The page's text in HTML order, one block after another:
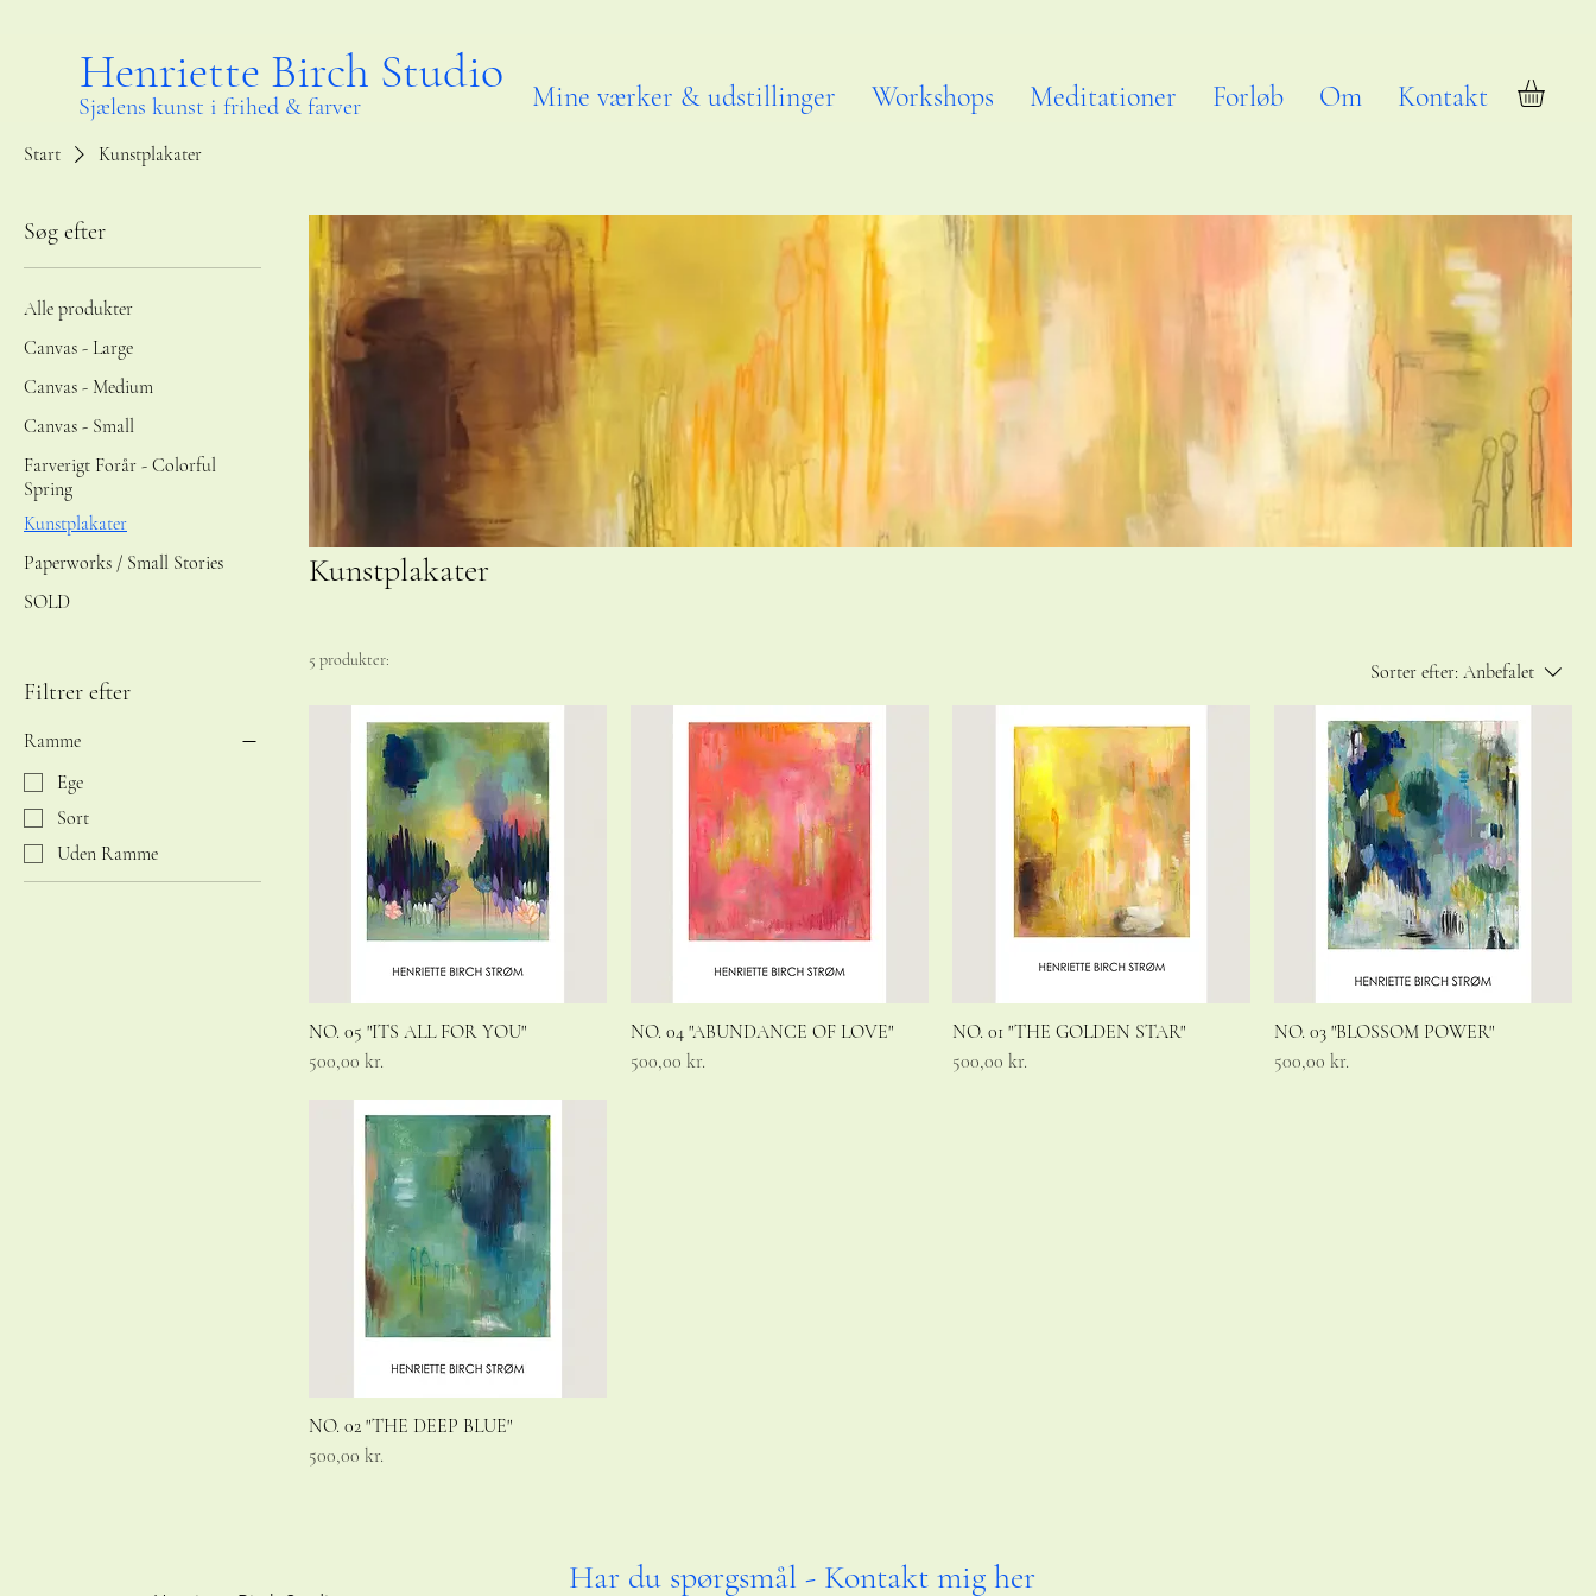
Henriette Birch Studio
Sjælens kunst i frihed & farver Mine værker & udstillinger Workshops Meditationer Forløb Om Kontakt
Start Kunstplakater
Søg efter
Alle produkter
Canvas - Large
Canvas - Medium
Canvas - Small
Farverigt Forår - Colorful
Spring
Kunstplakater
Paperworks / Small Stories
SOLD
Filtrer efter
Ramme
Ege
Sort
Uden Ramme
Kunstplakater
5 produkter:
Sorter efter: Anbefalet
NO. 05 "ITS ALL FOR YOU"
Pris
500,00 kr.
NO. 04 "ABUNDANCE OF LOVE"
Pris
500,00 kr.
NO. 01 "THE GOLDEN STAR"
Pris
500,00 kr.
NO. 03 "BLOSSOM POWER"
Pris
500,00 kr.
NO. 02 "THE DEEP BLUE"
Pris
500,00 kr.
Har du spørgsmål - Kontakt mig her